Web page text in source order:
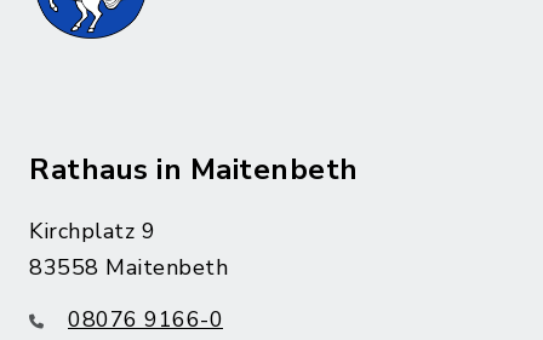
Rathaus in Maitenbeth
Kirchplatz 9
83558 Maitenbeth
08076 9166-0